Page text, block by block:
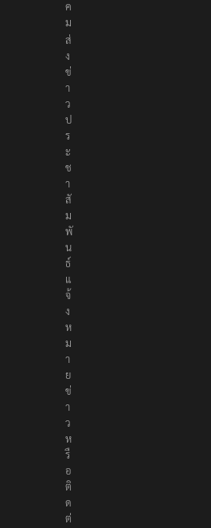
สั
ง
ค
ม
ส่
ง
ข่
า
ว
ป
ร
ะ
ช
า
สั
ม
พั
น
ธ์
แ
จ้
ง
ห
ม
า
ย
ข่
า
ว
ห
รื
อ
ติ